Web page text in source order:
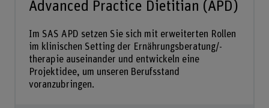
Advanced Practice Dietitian (APD)
Im SAS APD setzen Sie sich mit erweiterten Rollen
im klinischen Setting der Ernährungsberatung/-
therapie auseinander und entwickeln eine
Projektidee, um unseren Berufsstand
voranzubringen.